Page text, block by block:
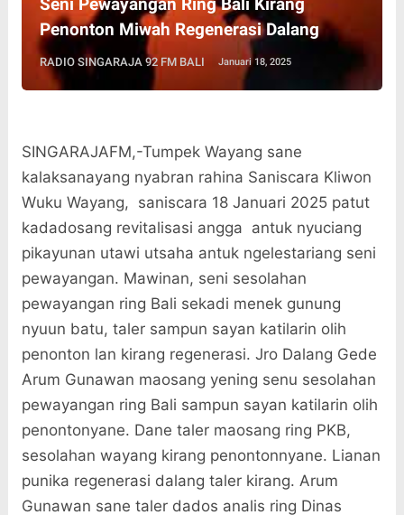
Penonton Miwah Regenerasi Dalang
RADIO SINGARAJA 92 FM BALI Januari 18, 2025
SINGARAJAFM,-Tumpek Wayang sane
kalaksanayang nyabran rahina Saniscara Kliwon
Wuku Wayang, saniscara 18 Januari 2025 patut
kadadosang revitalisasi angga antuk nyuciang
pikayunan utawi utsaha antuk ngelestariang seni
pewayangan. Mawinan, seni sesolahan
pewayangan ring Bali sekadi menek gunung
nyuun batu, taler sampun sayan katilarin olih
penonton lan kirang regenerasi. Jro Dalang Gede
Arum Gunawan maosang yening senu sesolahan
pewayangan ring Bali sampun sayan katilarin olih
penontonyane. Dane taler maosang ring PKB,
sesolahan wayang kirang penontonnyane. Lianan
punika regenerasi dalang taler kirang. Arum
Gunawan sane taler dados analis ring Dinas